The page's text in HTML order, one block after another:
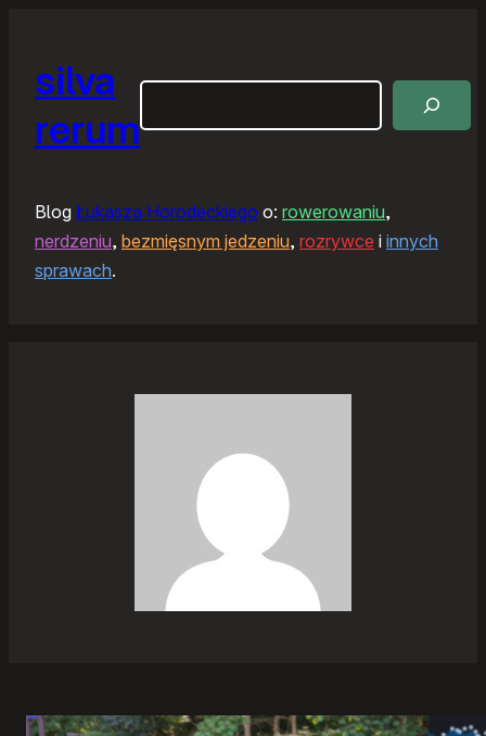
silva
rerum
Blog Łukasza Horodeckiego o: rowerowaniu,
nerdzeniu, bezmięsnym jedzeniu, rozrywce i innych
sprawach.